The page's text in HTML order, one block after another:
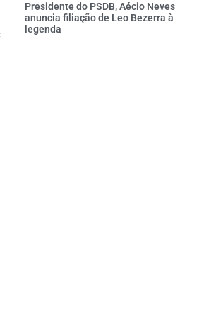
Presidente do PSDB, Aécio Neves
anuncia filiação de Leo Bezerra à
legenda